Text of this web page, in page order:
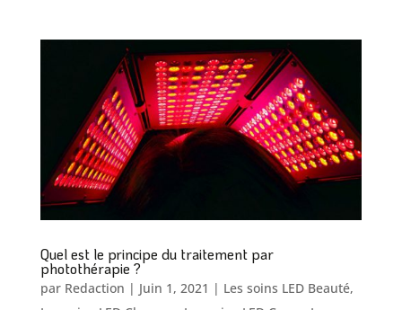
Quel est le principe du traitement par
photothérapie ?
par Redaction | Juin 1, 2021 | Les soins LED Beauté,